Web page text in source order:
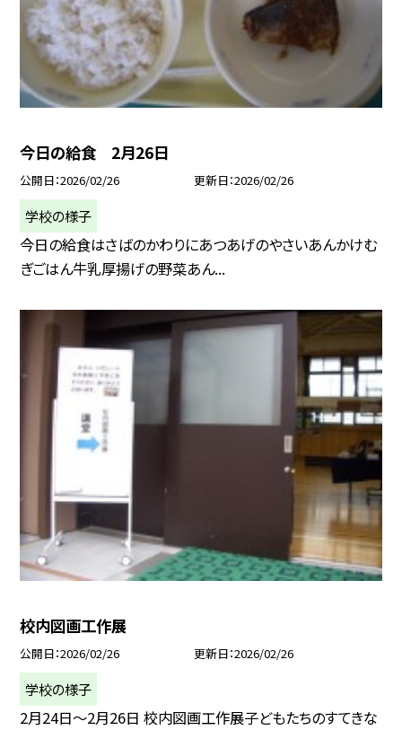
今日の給食 2月26日
公開日 2026/02/26 更新日 2026/02/26
学校の様子
今日の給食はさばのかわりにあつあげのやさいあんかけむ
ぎごはん牛乳厚揚げの野菜あん...
校内図画工作展
公開日 2026/02/26 更新日 2026/02/26
学校の様子
2月24日～2月26日 校内図画工作展子どもたちのすてきな